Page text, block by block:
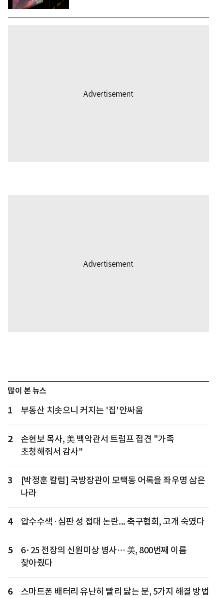
많이 본 뉴스
1 부동산 치솟으니 커지는 '집'안싸움
2
손현보 목사, 美 백악관서 트럼프 접견 "가족
초청해줘서 감사"
3
[박정훈 칼럼] 국방장관이 모택동 어록을 좌우명 삼은
나라
4 압수수색·심판 성 접대 논란... 축구협회, 고개 숙였다
5
6·25 전장의 신원미상 병사… 美, 800번째 이름
찾아줬다
6 스마트폰 배터리 유난히 빨리 닳는 분, 5가지 해결 방법